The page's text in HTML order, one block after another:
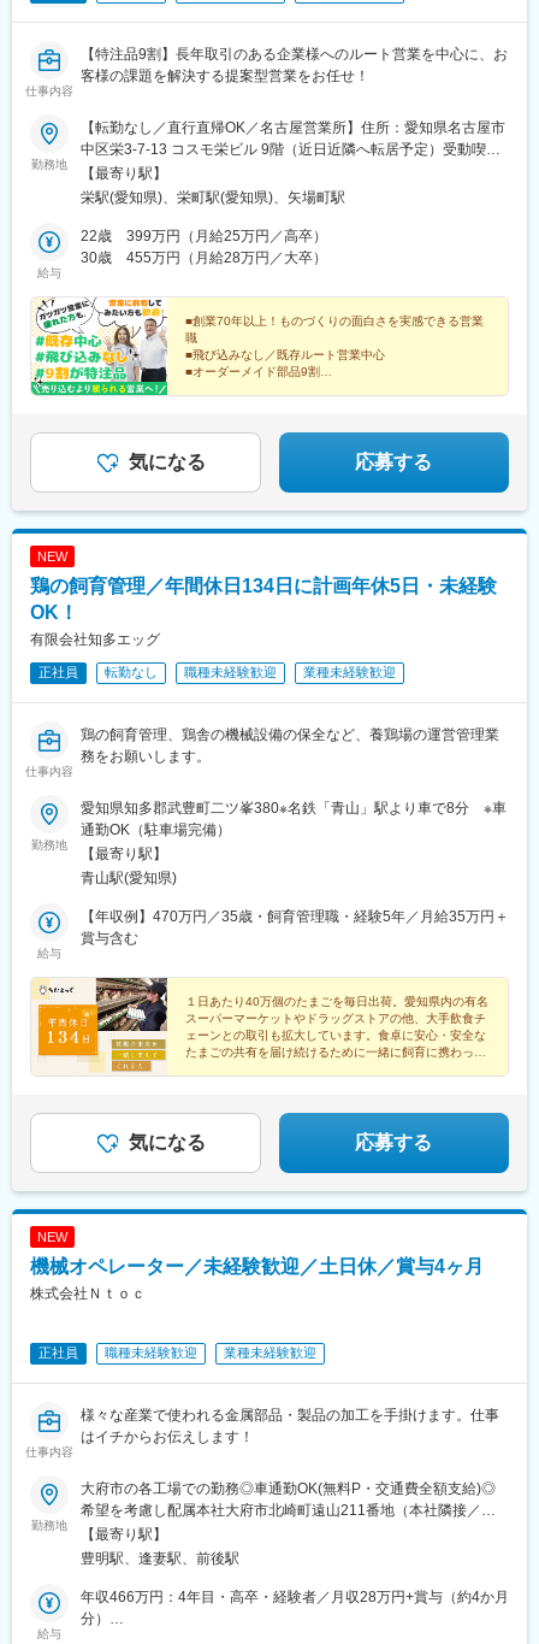
仕事内容
【特注品9割】長年取引のある企業様へのルート営業を中心に、お
客様の課題を解決する提案型営業をお任せ！
勤務地
【転勤なし／直行直帰OK／名古屋営業所】住所：愛知県名古屋市
中区栄3-7-13 コスモ栄ビル 9階（近日近隣へ転居予定）受動喫煙
対策：屋内全面禁煙
【最寄り駅】
栄駅(愛知県)、栄町駅(愛知県)、矢場町駅
給与
22歳 399万円（月給25万円／高卒）
30歳 455万円（月給28万円／大卒）
■創業70年以上！ものづくりの面白さを実感できる営業
職
■飛び込みなし／既存ルート営業中心
■オーダーメイド部品9割
る営業職です！
気になる 応募する
NEW
鶏の飼育管理／年間休日134日に計画年休5日・未経験
OK！
有限会社知多エッグ
正社員 転勤なし 職種未経験歓迎 業種未経験歓迎
仕事内容
鶏の飼育管理、鶏舎の機械設備の保全など、養鶏場の運営管理業
務をお願いします。
勤務地
愛知県知多郡武豊町二ツ峯380※名鉄「青山」駅より車で8分 ※車
通勤OK（駐車場完備）
【最寄り駅】
青山駅(愛知県)
給与
【年収例】470万円／35歳・飼育管理職・経験5年／月給35万円＋
賞与含む
１日あたり40万個のたまごを毎日出荷。愛知県内の有名
スーパーマーケットやドラッグストアの他、大手飲食チ
ェーンとの取引も拡大しています。食卓に安心・安全な
たまごの共有を届け続けるために一緒に飼育に携わって
気になる 応募する
NEW
機械オペレーター／未経験歓迎／土日休／賞与4ヶ月
株式会社Ｎｔｏｃ
正社員 職種未経験歓迎 業種未経験歓迎
仕事内容
様々な産業で使われる金属部品・製品の加工を手掛けます。仕事
はイチからお伝えします！
勤務地
大府市の各工場での勤務◎車通勤OK(無料P・交通費全額支給)◎
希望を考慮し配属本社大府市北崎町遠山211番地（本社隣接／加
工工場・第二工場・第三工場・第五工場）※いずれも名鉄線「豊明
駅」より車で6分横根工場大府市横根町子新田139番地※JR線「大
地※名鉄線「豊明駅」より車で7分本社は国道23号線「豊明インタ
ー」から500ｍ。名古屋市緑区、東海市、豊明市、刈谷市、知立
【最寄り駅】
豊明駅、逢妻駅、前後駅
給与
年収466万円：4年目・高卒・経験者／月収28万円+賞与（約4か月
分）